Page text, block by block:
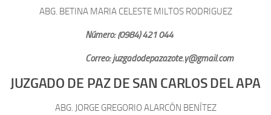
ABG. BETINA MARIA CELESTE MILTOS RODRIGUEZ
Número: (0984) 421 044
Correo: juzgadodepazazote.y@gmail.com
JUZGADO DE PAZ DE SAN CARLOS DEL APA
ABG. JORGE GREGORIO ALARCÓN BENÍTEZ